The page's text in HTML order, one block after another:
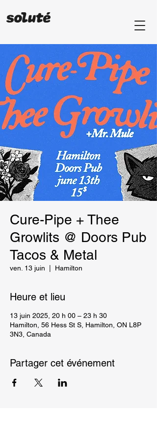
Cure-Pipe + Thee
Growlits @ Doors Pub
Tacos & Metal
ven. 13 juin Hamilton
Heure et lieu
13 juin 2025, 20 h 00 – 23 h 30
Hamilton, 56 Hess St S, Hamilton, ON L8P
3N3, Canada
Partager cet événement